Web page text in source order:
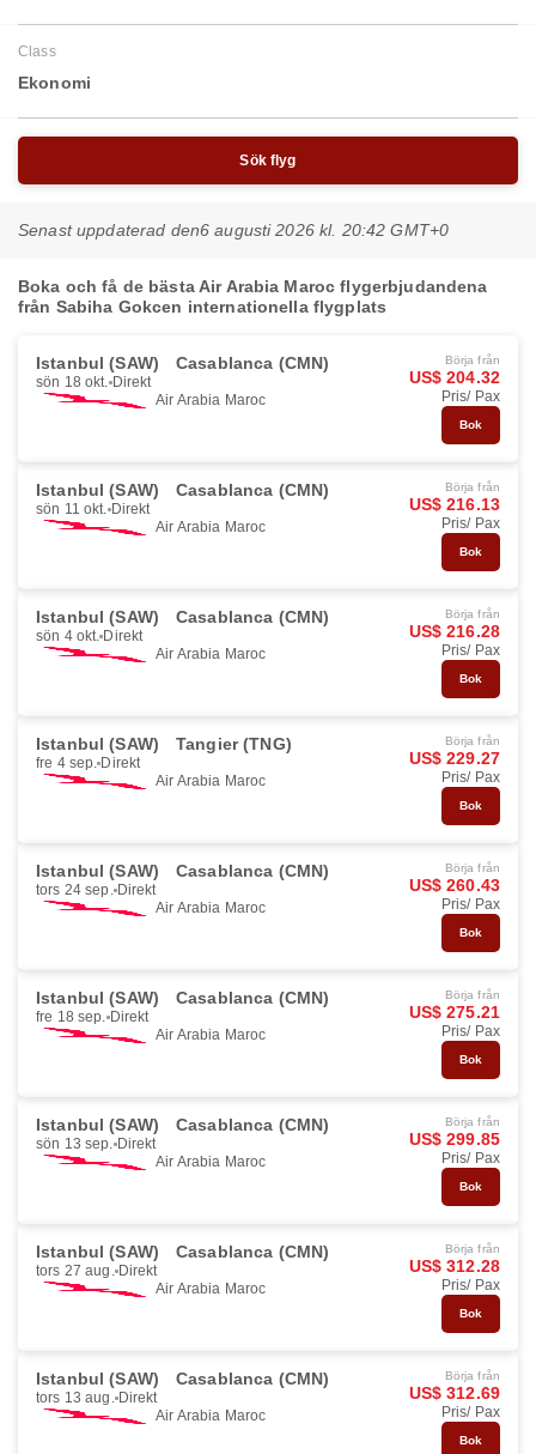
Class
Ekonomi
Sök flyg
Senast uppdaterad den6 augusti 2026 kl. 20:42 GMT+0
Boka och få de bästa Air Arabia Maroc flygerbjudandena
från Sabiha Gokcen internationella flygplats
Istanbul (SAW) Casablanca (CMN)
sön 18 okt. Direkt
Air Arabia Maroc
Börja från
US$ 204.32
Pris/ Pax
Bok
Istanbul (SAW) Casablanca (CMN)
sön 11 okt. Direkt
Air Arabia Maroc
Börja från
US$ 216.13
Pris/ Pax
Bok
Istanbul (SAW) Casablanca (CMN)
sön 4 okt. Direkt
Air Arabia Maroc
Börja från
US$ 216.28
Pris/ Pax
Bok
Istanbul (SAW) Tangier (TNG)
fre 4 sep. Direkt
Air Arabia Maroc
Börja från
US$ 229.27
Pris/ Pax
Bok
Istanbul (SAW) Casablanca (CMN)
tors 24 sep. Direkt
Air Arabia Maroc
Börja från
US$ 260.43
Pris/ Pax
Bok
Istanbul (SAW) Casablanca (CMN)
fre 18 sep. Direkt
Air Arabia Maroc
Börja från
US$ 275.21
Pris/ Pax
Bok
Istanbul (SAW) Casablanca (CMN)
sön 13 sep. Direkt
Air Arabia Maroc
Börja från
US$ 299.85
Pris/ Pax
Bok
Istanbul (SAW) Casablanca (CMN)
tors 27 aug. Direkt
Air Arabia Maroc
Börja från
US$ 312.28
Pris/ Pax
Bok
Istanbul (SAW) Casablanca (CMN)
tors 13 aug. Direkt
Air Arabia Maroc
Börja från
US$ 312.69
Pris/ Pax
Bok